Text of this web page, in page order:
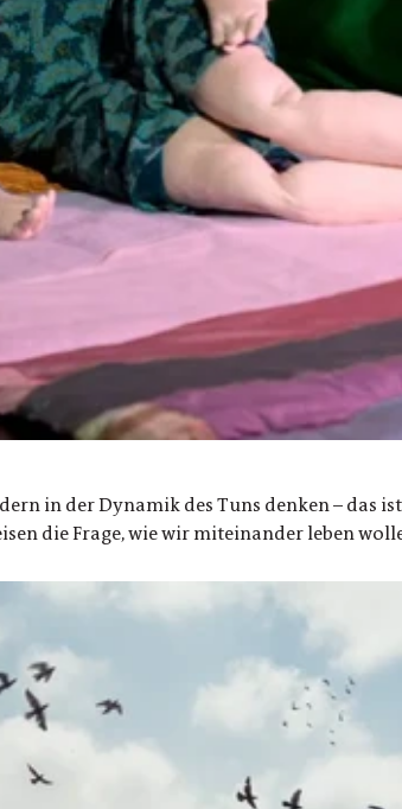
in der Dynamik des Tuns denken – das
die Frage, wie wir miteinander leben